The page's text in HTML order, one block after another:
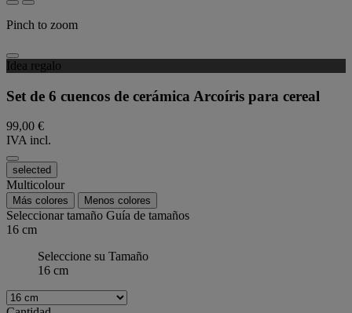
Pinch to zoom
Idea regalo
Set de 6 cuencos de cerámica Arcoíris para cereal
99,00 €
IVA incl.
selected
Multicolour
Más colores Menos colores
Seleccionar tamaño Guía de tamaños
16 cm
Seleccione su Tamaño
16 cm